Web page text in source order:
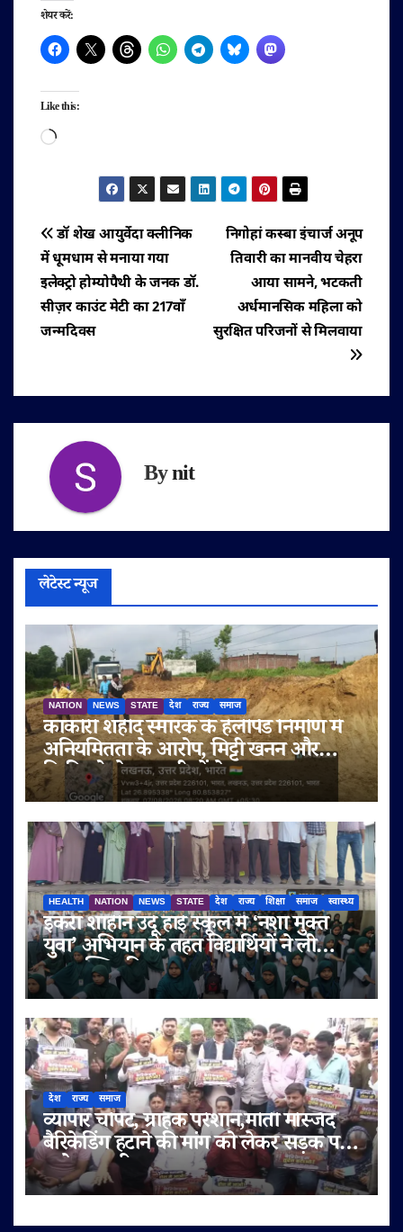
शेयर करें:
Like this:
Loading…
पोस्ट
नेविगेशन
निगोहां कस्बा इंचार्ज अनूप
तिवारी का मानवीय चेहरा
आया सामने, भटकती
अर्धमानसिक महिला को
सुरक्षित परिजनों से मिलवाया
डॉ शेख आयुर्वेदा क्लीनिक
में धूमधाम से मनाया गया
इलेक्ट्रो होम्योपैथी के जनक डॉ.
सीज़र काउंट मेटी का 217वाँ
जन्मदिवस
Bynit
लेटेस्ट न्यूज
NATION NEWS STATE देश राज्य समाज
काकोरी शहीद स्मारक के हेलीपैड निर्माण में
अनियमितता के आरोप, मिट्टी खनन और
बिक्री को लेकर ग्रामीणों ने उठाए सवाल
HEALTH NATION NEWS STATE देश राज्य शिक्षा समाज स्वास्थ्य
इकरा शाहीन उर्दू हाई स्कूल में ‘नशा मुक्त
युवा’ अभियान के तहत विद्यार्थियों ने ली
नशामुक्ति की शपथ
देश राज्य समाज
व्यापार चौपट, ग्राहक परेशान,मोती मस्जिद
बैरिकेडिंग हटाने की मांग को लेकर सड़क पर
उतरे व्यापारी